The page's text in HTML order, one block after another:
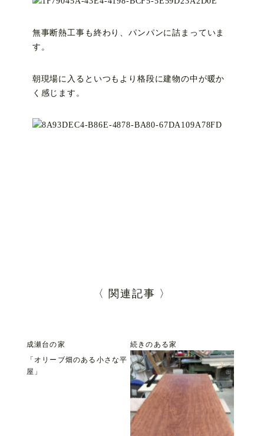
無事断熱工事も終わり、パンパンに詰まっていま
す。
朝現場に入るといつもより格段に建物の中が暖か
く感じます。
〈 関連記事 〉
成瀬台の家
続きのある家
「オリーブ畑のある小さな平
屋」